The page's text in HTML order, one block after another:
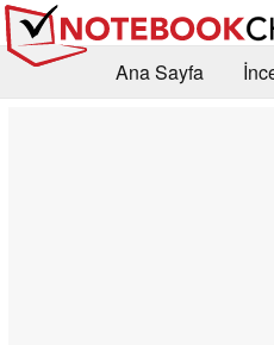
Ana Sayfa